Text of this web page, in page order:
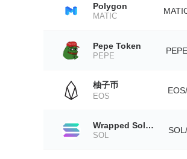
Polygon
MATIC
Pepe Token
PEPE
柚子币
EOS
Wrapped Solana
SOL